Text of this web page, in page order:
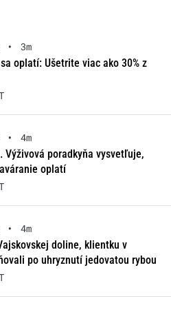
•
3m
oplatí: Ušetrite viac ako 30% z
•
4m
Výživová poradkyňa vysvetľuje,
oplatí
•
4m
doline, klientku v
po uhryznutí jedovatou rybou